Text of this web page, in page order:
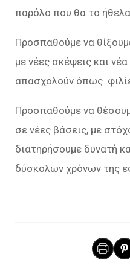
παρόλο που θα το
Προσπαθούμε να
με νέες σκέψεις και
απασχολούν όπως
Προσπαθούμε να
σε νέες βάσεις, με
διατηρήσουμε δυνατή
δύσκολων χρόνων της